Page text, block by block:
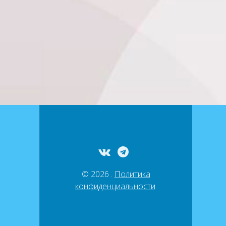
© 2026 . Политика
конфиденциальности.